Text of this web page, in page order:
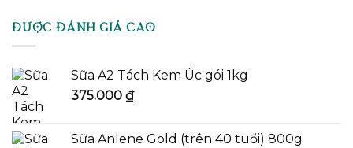
ĐƯỢC ĐÁNH GIÁ CAO
Sữa A2 Tách Kem Úc gói 1kg
375.000 ₫
Sữa Anlene Gold (trên 40 tuổi) 800g